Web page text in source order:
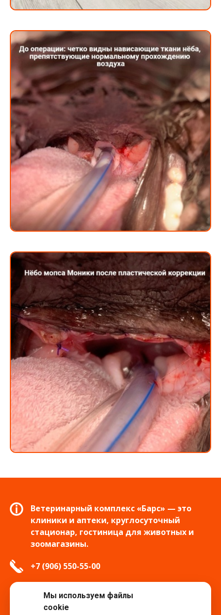
Ветеринарный комплекс «Барс» — это
клиники и аптеки, круглосуточный
стационар, гостиница для животных и
зоомагазины.
+7 (906) 550-55-00
info.tver@bars-vet.ru
Мы используем файлы
cookie